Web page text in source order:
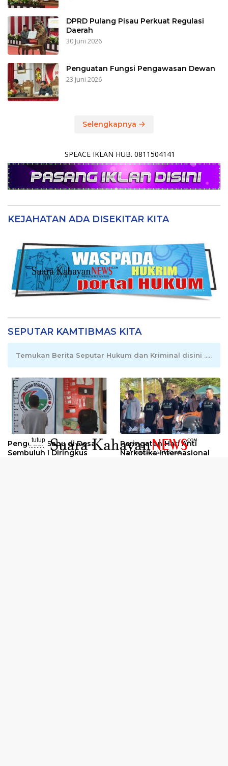
DPRD Pulang Pisau Perkuat Regulasi
Daerah
30 Juni 2026
Penguatan Fungsi Pengawasan Dewan
23 Juni 2026
Selengkapnya
SPEACE IKLAN HUB. 0811504141
KEJAHATAN ADA DISEKITAR KITA
SEPUTAR KAMTIBMAS KITA
Temukan Berita Seputar Hukum dan Kriminal disini .....
Pengedar Sabu di Desa
Sembuluh I Diringkus
Peringatan Hari Anti
Narkotika Internasional
tutup
..........